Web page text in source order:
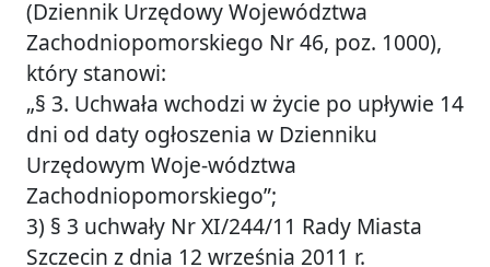
(Dziennik Urzędowy Województwa
Zachodniopomorskiego Nr 46, poz. 1000),
który stanowi:
„§ 3. Uchwała wchodzi w życie po upływie 14
dni od daty ogłoszenia w Dzienniku
Urzędowym Woje-wództwa
Zachodniopomorskiego”;
3) § 3 uchwały Nr XI/244/11 Rady Miasta
Szczecin z dnia 12 września 2011 r.